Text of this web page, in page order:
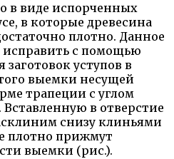
в виде испорченных
в которые древесина
плотно. Данное
с помощью
уступов в
выемки несущей
трапеции с углом
Вставленную в отверстие
снизу клиньями
плотно прижмут
выемки (рис.).